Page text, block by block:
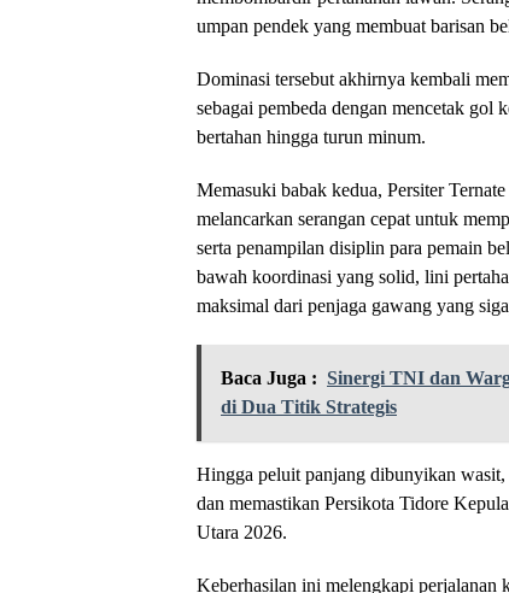
umpan pendek yang membuat barisan
Dominasi tersebut akhirnya kembali
sebagai pembeda dengan mencetak gol
bertahan hingga turun minum.
Memasuki babak kedua, Persiter
melancarkan serangan cepat untuk
serta penampilan disiplin para pemain
bawah koordinasi yang solid, lini
maksimal dari penjaga gawang yang
Baca Juga : Sinergi TNI dan
di Dua Titik Strategis
Hingga peluit panjang dibunyikan wasit,
dan memastikan Persikota Tidore
Utara 2026.
Keberhasilan ini melengkapi perjalanan